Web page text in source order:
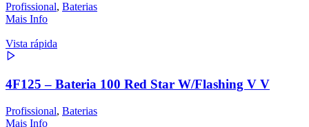
Profissional, Baterias
Mais Info
Vista rápida
4F125 – Bateria 100 Red Star W/Flashing V V
Profissional, Baterias
Mais Info